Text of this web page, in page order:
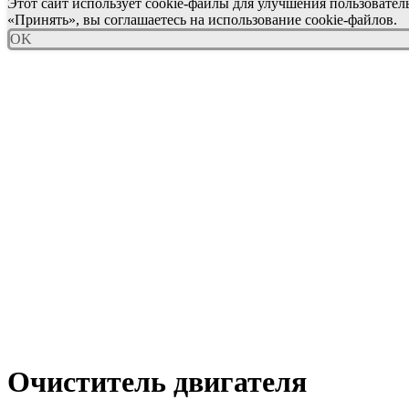
Этот сайт использует cookie-файлы для улучшения
«Принять», вы соглашаетесь на использование cookie-файлов.
OK
Очиститель двигателя